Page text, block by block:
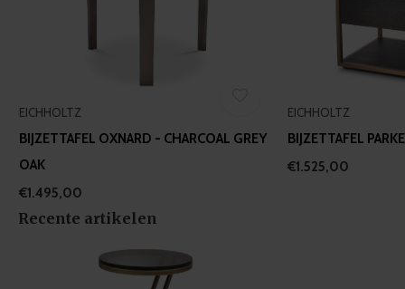
EICHHOLTZ
BIJZETTAFEL OXNARD - CHARCOAL GREY
OAK
€1.495,00
EICHHOLTZ
BIJZETTAFEL
€1.525,00
Recente artikelen